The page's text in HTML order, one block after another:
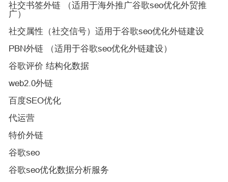
社交书签外链 （适用于海外推广谷歌seo优化外贸推
广）
社交属性（社交信号）适用于谷歌seo优化外链建设
PBN外链 （适用于谷歌seo优化外链建设）
谷歌评价 结构化数据
web2.0外链
百度SEO优化
代运营
特价外链
谷歌seo
谷歌seo优化数据分析服务